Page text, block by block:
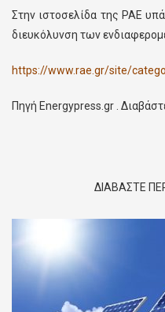
Στην ιστοσελίδα της ΡΑΕ
διευκόλυνση των
https://www.rae.gr/site/
Πηγή Energypress.gr .
ΔΙΑΒΑΣΤΕ